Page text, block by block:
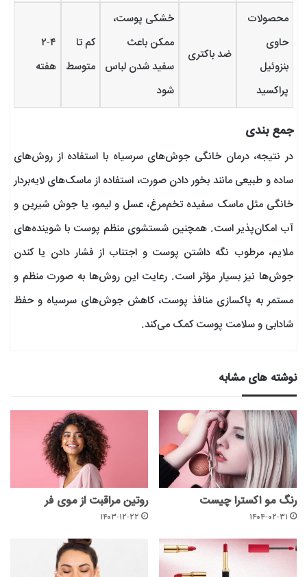
محصولات
حاوی
بنزوئیل
پراکسید
ضد باکتری
خشکی پوست،
ممکن باعث
سفید شدن لباس
شود
کم تا
متوسط
۲-۴
هفته
جمع بندی
در نتیجه، درمان خانگی جوش‌های سرسیاه با استفاده از روش‌های
ساده و طبیعی مانند بخور دادن صورت، استفاده از ماسک‌های لایه‌بردار
خانگی مثل ماسک سفیده تخم‌مرغ، عسل و لیمو، یا جوش شیرین و
آب امکان‌پذیر است. همچنین شستشوی منظم پوست با شوینده‌های
ملایم، مرطوب نگه داشتن پوست و اجتناب از فشار دادن یا کندن
جوش‌ها نیز بسیار مؤثر است. رعایت این روش‌ها به صورت منظم و
مستمر به پاکسازی منافذ پوست، کاهش جوش‌های سرسیاه و حفظ
شادابی و سلامت پوست کمک می‌کند.
نوشته های مشابه
رنگ مو اکسترا چیست
۱۴۰۴-۰۲-۳۱
روتین مراقبت از موی فر
۱۴۰۳-۱۲-۲۲